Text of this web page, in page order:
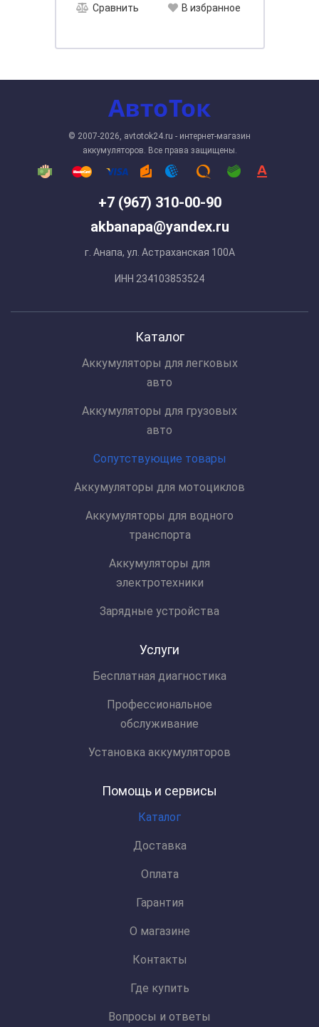
Сравнить В избранное
+7 (967) 310-00-90
akbanapa@yandex.ru
г. Анапа, ул. Астраханская 100А
ИНН 234103853524
© 2007-2026, avtotok24.ru - интернет-магазин
аккумуляторов. Все права защищены.
Каталог
Аккумуляторы для легковых
авто
Аккумуляторы для грузовых
авто
Сопутствующие товары
Аккумуляторы для мотоциклов
Аккумуляторы для водного
транспорта
Аккумуляторы для
электротехники
Зарядные устройства
Услуги
Бесплатная диагностика
Профессиональное
обслуживание
Установка аккумуляторов
Помощь и сервисы
Каталог
Доставка
Оплата
Гарантия
О магазине
Контакты
Где купить
Вопросы и ответы